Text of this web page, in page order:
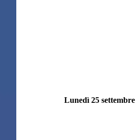
Lunedì 25